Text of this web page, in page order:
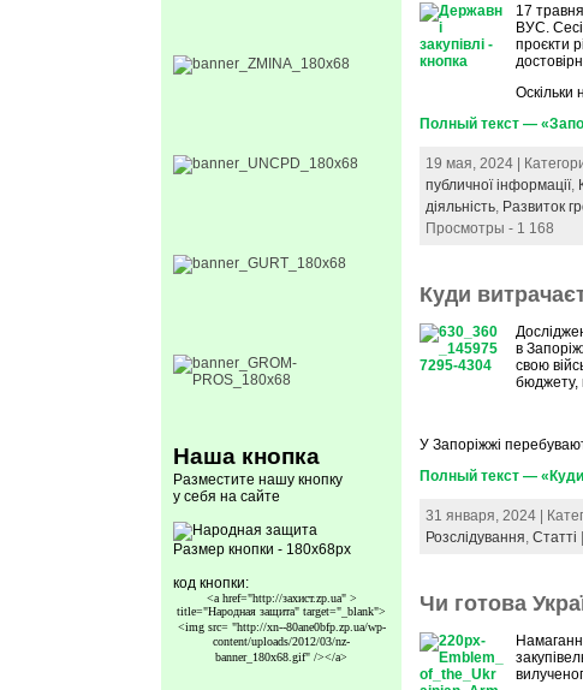
Наша кнопка
Разместите нашу кнопку
у себя на сайте
Размер кнопки - 180x68px
код кнопки:
<a href="http://захист.zp.ua" >
title="Народная защита" target="_blank">
<img src= "http://xn--80ane0bfp.zp.ua/wp-
content/uploads/2012/03/nz-
banner_180x68.gif" /></a>
17
ВУС.
проєкти
Полный текст —
19 мая, 2024 |
публичної інформації,
діяльність, Развиток
Просмотры - 1 168
Куди
в
свою
бюджету,
У Запоріжжі
Полный текст —
31 января, 2024 |
Розслідування,Статті
Чи готова